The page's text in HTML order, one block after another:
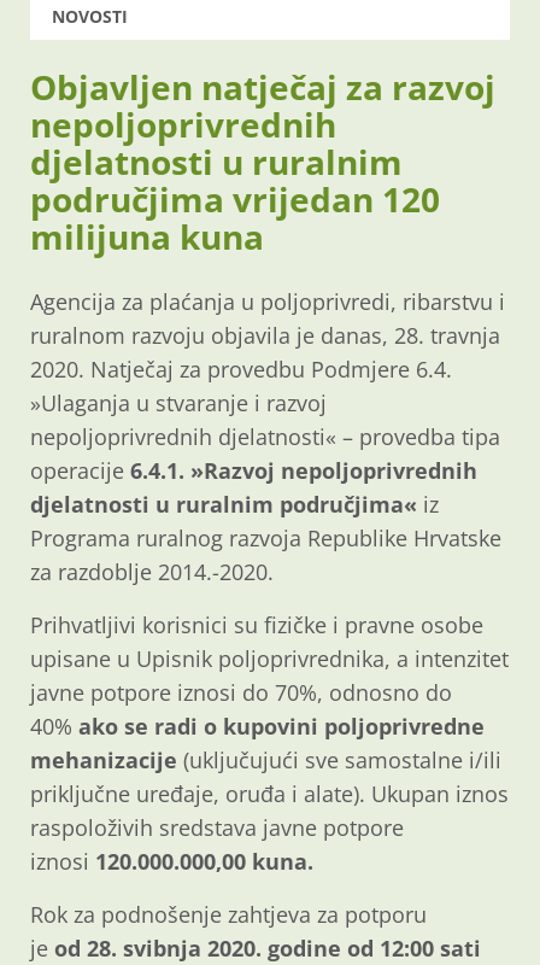
NOVOSTI
Objavljen natječaj za razvoj
nepoljoprivrednih
djelatnosti u ruralnim
područjima vrijedan 120
milijuna kuna
Agencija za plaćanja u poljoprivredi, ribarstvu i
ruralnom razvoju objavila je danas, 28. travnja
2020. Natječaj za provedbu Podmjere 6.4.
»Ulaganja u stvaranje i razvoj
nepoljoprivrednih djelatnosti« – provedba tipa
operacije 6.4.1. »Razvoj nepoljoprivrednih
djelatnosti u ruralnim područjima« iz
Programa ruralnog razvoja Republike Hrvatske
za razdoblje 2014.-2020.
Prihvatljivi korisnici su fizičke i pravne osobe
upisane u Upisnik poljoprivrednika, a intenzitet
javne potpore iznosi do 70%, odnosno do
40% ako se radi o kupovini poljoprivredne
mehanizacije (uključujući sve samostalne i/ili
priključne uređaje, oruđa i alate). Ukupan iznos
raspoloživih sredstava javne potpore
iznosi 120.000.000,00 kuna.
Rok za podnošenje zahtjeva za potporu
je od 28. svibnja 2020. godine od 12:00 sati